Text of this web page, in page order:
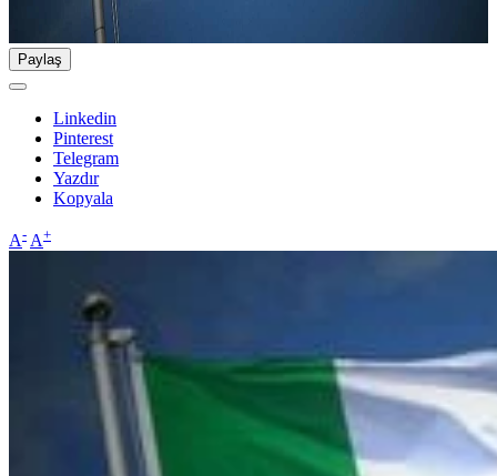
Paylaş
Linkedin
Pinterest
Telegram
Yazdır
Kopyala
A- A+